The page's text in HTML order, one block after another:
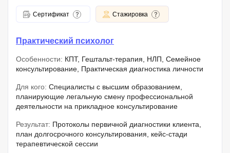
Сертификат Стажировка
Практический психолог
Особенности: КПТ, Гештальт-терапия, НЛП, Семейное
консультирование, Практическая диагностика личности
Для кого: Специалисты с высшим образованием,
планирующие легальную смену профессиональной
деятельности на прикладное консультирование
Результат: Протоколы первичной диагностики клиента,
план долгосрочного консультирования, кейс-стади
терапевтической сессии